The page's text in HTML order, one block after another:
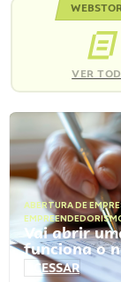
VER
ABERTURA DE
Vai abrir
funciona o
ACESSAR